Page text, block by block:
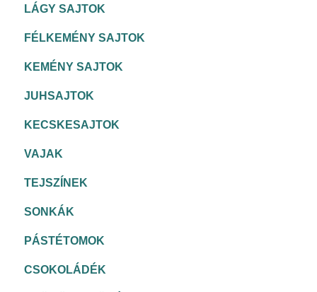
LÁGY SAJTOK
FÉLKEMÉNY SAJTOK
KEMÉNY SAJTOK
JUHSAJTOK
KECSKESAJTOK
VAJAK
TEJSZÍNEK
SONKÁK
PÁSTÉTOMOK
CSOKOLÁDÉK